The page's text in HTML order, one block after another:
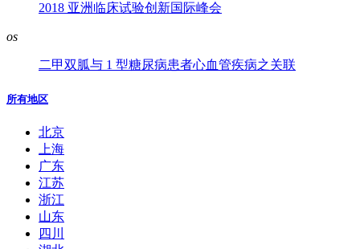
2018 亚洲临床试验创新国际峰会
os
二甲双胍与 1 型糖尿病患者心血管疾病之关联
所有地区
北京
上海
广东
江苏
浙江
山东
四川